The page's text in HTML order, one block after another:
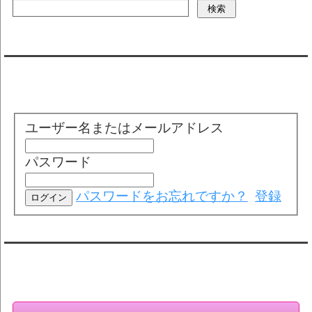
ユーザー名またはメールアドレス
パスワード
パスワードをお忘れですか？ 登録